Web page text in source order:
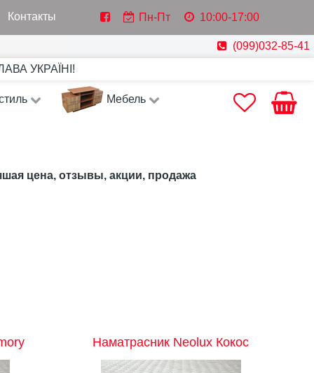
Контакты Пн-Пт 10:00-17:00
(099)032-85-41
УКРАЇНІ!
Мебель
цена, отзывы, акции, продажа
Наматрасник Neolux Кокос